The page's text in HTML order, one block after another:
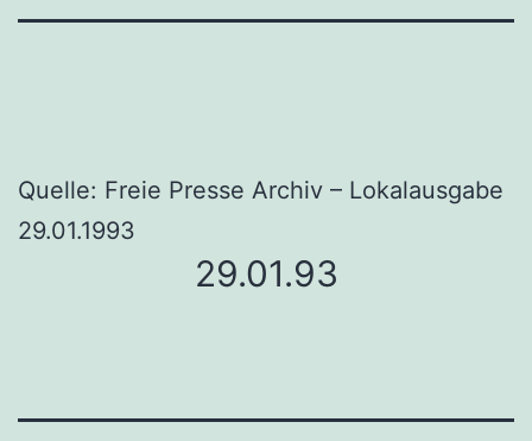
Quelle: Freie Presse Archiv – Lokalausgabe
29.01.1993
29.01.93